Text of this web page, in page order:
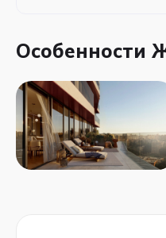
Особенности